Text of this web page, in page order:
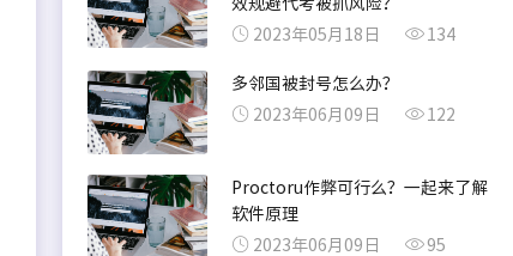
效规避代考被抓风险？
2023年05月18日
134
多邻国被封号怎么办？
2023年06月09日
122
Proctoru作弊可行么？一起来了解
软件原理
2023年06月09日
95